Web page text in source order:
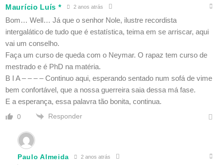
Maurício Luís * 2 anos atrás
Bom… Well… Já que o senhor Nole, ilustre recordista
intergalático de tudo que é estatística, teima em se arriscar, aqui
vai um conselho.
Faça um curso de queda com o Neymar. O rapaz tem curso de
mestrado e é PhD na matéria.
B I A – – – – Continuo aqui, esperando sentado num sofá de vime
bem confortável, que a nossa guerreira saia dessa má fase.
E a esperança, essa palavra tão bonita, continua.
0 Responder
Paulo Almeida 2 anos atrás